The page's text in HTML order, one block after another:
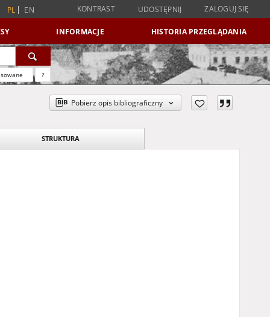
PL EN KONTRAST UDOSTĘPNIJ ZALOGUJ SIĘ
INFORMACJE HISTORIA PRZEGLĄDANIA
?
Pobierz opis bibliograficzny
STRUKTURA